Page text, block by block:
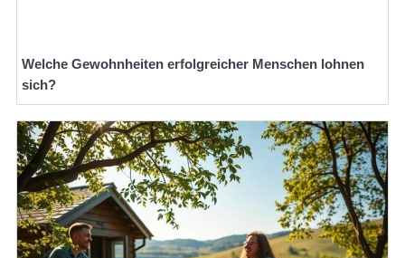
Welche Gewohnheiten erfolgreicher Menschen lohnen
sich?